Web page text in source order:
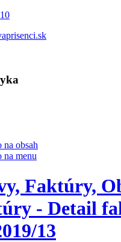
na obsah
na menu
Faktúry,
- Detail
13